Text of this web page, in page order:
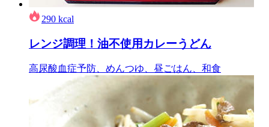
290 kcal
レンジ調理！油不使用カレーうどん
高尿酸血症予防、めんつゆ、昼ごはん、和食